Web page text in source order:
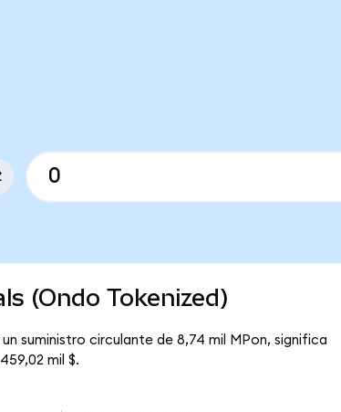
(Ondo Tokenized)
suministro circulante de 8,74 mil MPon, significa
mil $.